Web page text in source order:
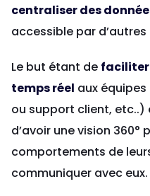
centraliser des
accessible par
Le but étant de faciliter
temps réel aux
ou support client,
d’avoir une vision 360°
comportements de
communiquer avec eux.